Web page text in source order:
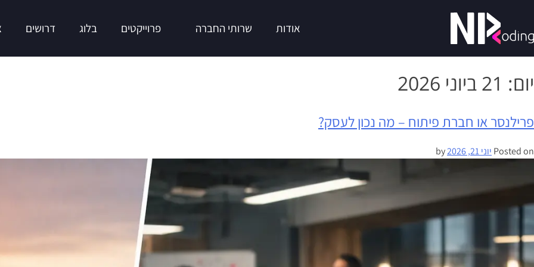
אודות שרותי החברה פרוייקטים בלוג דרושים
יום: 21 ביוני 2026
פרילנסר או חברת פיתוח – מה נכון לעסק?
Posted on יוני 21, 2026